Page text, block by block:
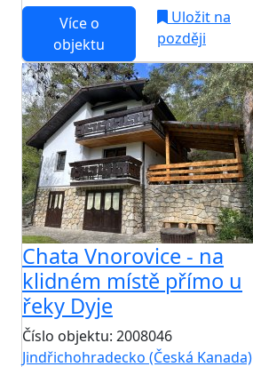
Více o
objektu
Uložit na
později
Chata Vnorovice - na
klidném místě přímo u
řeky Dyje
Číslo objektu: 2008046
Jindřichohradecko (Česká Kanada)